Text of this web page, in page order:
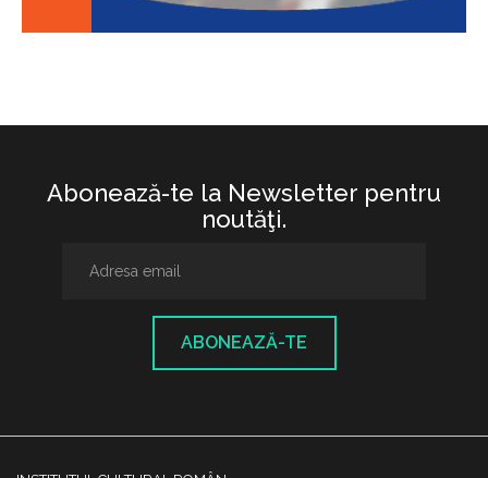
Abonează-te la Newsletter pentru
noutăţi.
ABONEAZĂ-TE